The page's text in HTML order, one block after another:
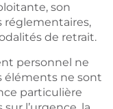
son
réglementaires,
de retrait.
personnel ne
éléments ne sont
particulière